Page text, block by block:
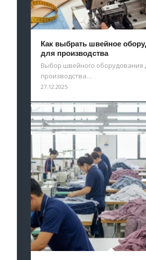
Как выбрать швейное
для производства
Выбор швейного оборудования
производства…
27.12.2025